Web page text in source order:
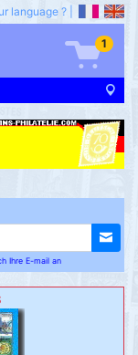
language ?
1
Ihre E-mail an